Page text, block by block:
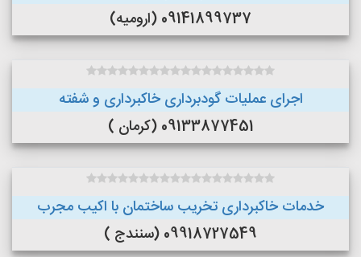
09141899737 (ارومیه)
اجرای عملیات گودبرداری خاکبرداری و شفته
09133877451 (کرمان )
خدمات خاکبرداری تخریب ساختمان با اکیب مجرب
09918727549 (سنندج )